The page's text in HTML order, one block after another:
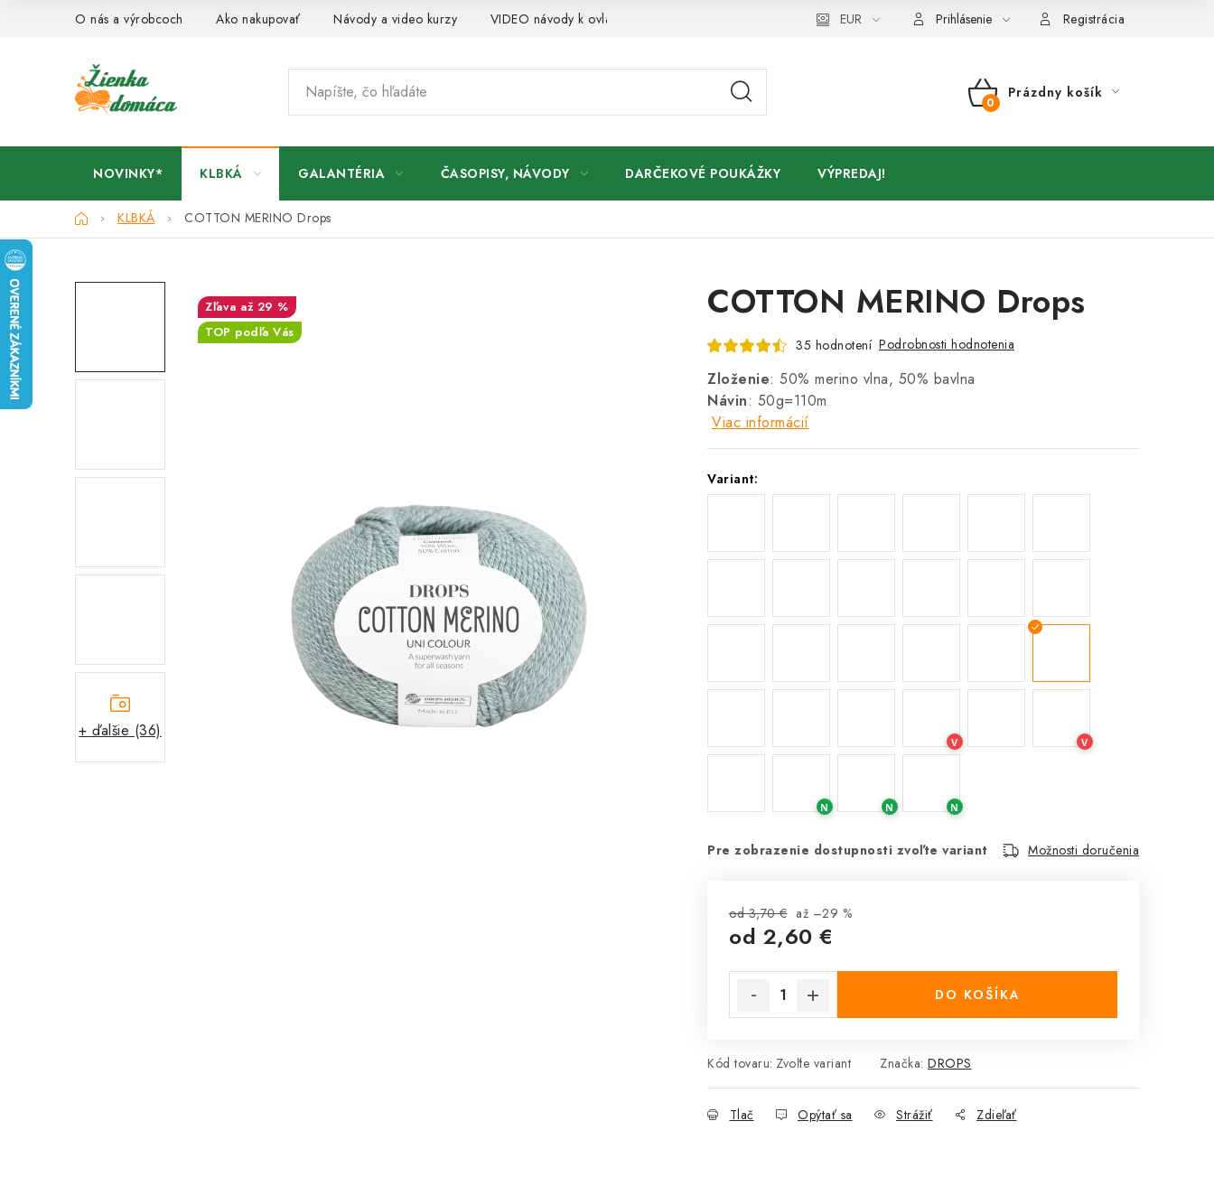
O nás a výrobcoch Ako nakupovať Návody a video kurzy VIDEO návody k ovládaniu e-shopu KontaktyEUR Prihlásenie Registrácia
NÁKUPNÝ
Prázdny košík
NOVINKY* KLBKÁ GALANTÉRIA ČASOPISY, NÁVODY DARČEKOVÉ POUKÁŽKY VÝPREDAJ!
DomovKLBKÁ COTTON MERINO Drops
+ ďalšie (36)
COTTON MERINO Drops
35 hodnotení Podrobnosti hodnotenia
Zloženie: 50% merino vlna, 50% bavlna
Návin: 50g=110m
Viac informácií
Variant:
V V
N N N
Pre zobrazenie dostupnosti zvoľte variant Možnosti doručenia
od 3,70 € až –29 %
od 2,60 €
DO KOŠÍKA
Kód tovaru: Zvoľte variant Značka: DROPS
Tlač Opýtať sa Strážiť Zdieľať
až 29 %
TOP podľa Vás